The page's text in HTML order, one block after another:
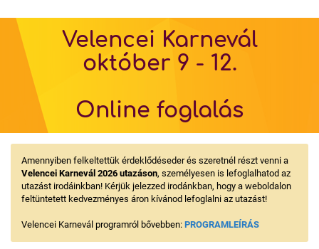
Velencei Karnevál
október 9 - 12.
Online foglalás
Amennyiben felkeltettük érdeklődéseder és szeretnél részt venni a
Velencei Karnevál 2026 utazáson, személyesen is lefoglalhatod az
utazást irodáinkban! Kérjük jelezzed irodánkban, hogy a weboldalon
feltüntetett kedvezményes áron kívánod lefoglalni az utazást!
Velencei Karnevál programról bővebben: PROGRAMLEÍRÁS